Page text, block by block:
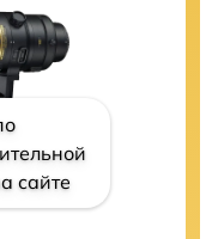
сайте